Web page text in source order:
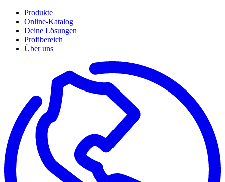
Produkte
Online-Katalog
Deine Lösungen
Profibereich
Über uns